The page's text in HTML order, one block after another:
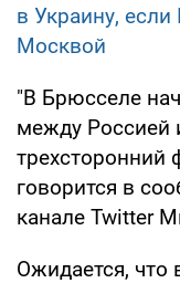
в Украину, если
Москвой
"В Брюсселе
между Россией
трехсторонний
говорится в
канале Twitter
Ожидается, что